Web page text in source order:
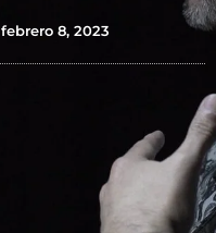
febrero 8, 2023